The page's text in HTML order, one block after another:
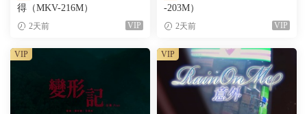
得（MKV-216M）
2天前 VIP
-203M）
2天前 VIP
VIP VIP